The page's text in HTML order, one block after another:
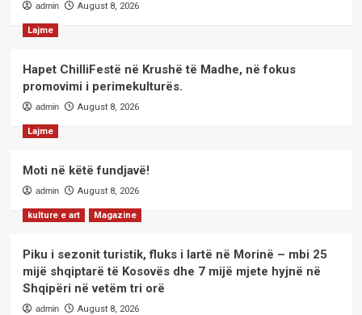
admin August 8, 2026
Lajme
Hapet ChilliFestë në Krushë të Madhe, në fokus
promovimi i perimekulturës.
admin August 8, 2026
Lajme
Moti në këtë fundjavë!
admin August 8, 2026
kulture e art Magazine
Piku i sezonit turistik, fluks i lartë në Morinë – mbi 25
mijë shqiptarë të Kosovës dhe 7 mijë mjete hyjnë në
Shqipëri në vetëm tri orë
admin August 8, 2026